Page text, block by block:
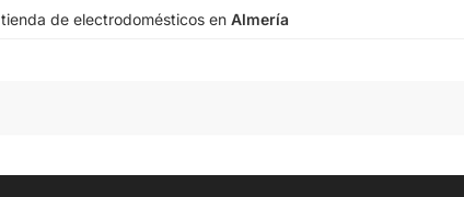
de electrodomésticos en Almería